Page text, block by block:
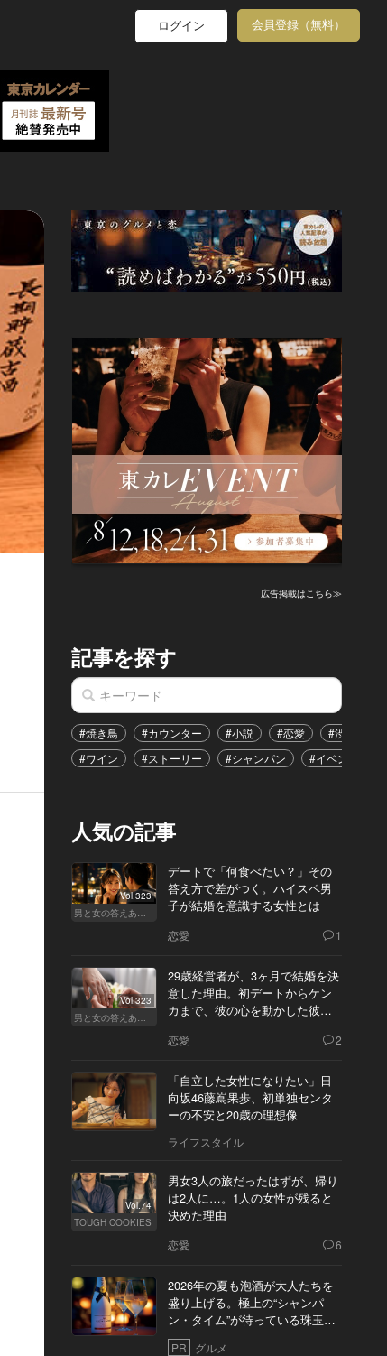
ログイン 会員登録（無料）
広告掲載はこちら≫
記事を探す
#焼き鳥 #カウンター #小説 #恋愛
#渋谷区
#ワイン
#ストーリー #シャンパン #イベント
人気の記事
Vol.323
男と女の答えあわせ【A】
デートで「何食べたい？」その
答え方で差がつく。ハイスペ男
子が結婚を意識する女性とは
恋愛 1
Vol.323
男と女の答えあわせ【Q】
29歳経営者が、3ヶ月で結婚を決
意した理由。初デートからケン
カまで、彼の心を動かした彼女
恋愛 2
「自立した女性になりたい」日
向坂46藤嶌果歩、初単独センタ
ーの不安と20歳の理想像
ライフスタイル
Vol.74
TOUGH COOKIES
男女3人の旅だったはずが、帰り
は2人に…。1人の女性が残ると
決めた理由
恋愛 6
2026年の夏も泡酒が大人たちを
盛り上げる。極上の“シャンパ
ン・タイム”が待っている珠玉の
10軒
PR グルメ